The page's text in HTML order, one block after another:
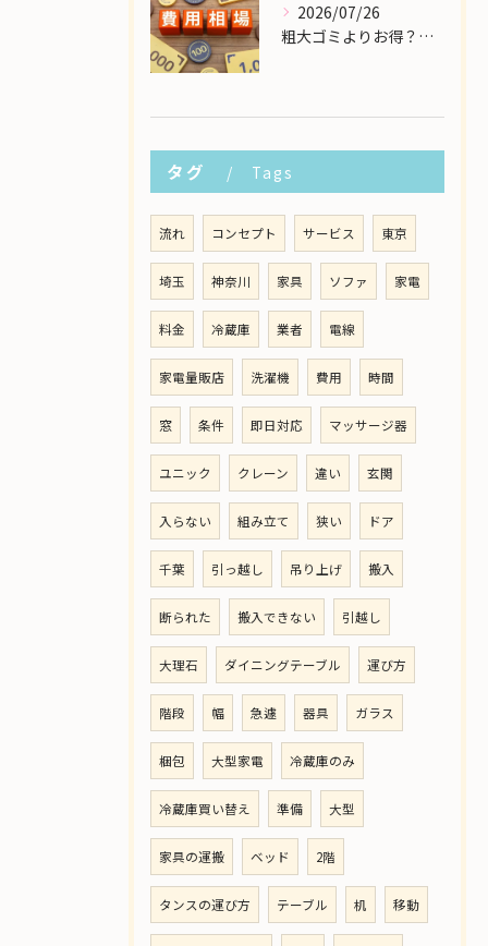
2026/07/26
粗大ゴミよりお得？大型家具の処分業者にかかる費用相場を解説
タグ Tags
流れ コンセプト サービス 東京
埼玉 神奈川 家具 ソファ 家電
料金 冷蔵庫 業者 電線
家電量販店 洗濯機 費用 時間
窓 条件 即日対応 マッサージ器
ユニック クレーン 違い 玄関
入らない 組み立て 狭い ドア
千葉 引っ越し 吊り上げ 搬入
断られた 搬入できない 引越し
大理石 ダイニングテーブル 運び方
階段 幅 急遽 器具 ガラス
梱包 大型家電 冷蔵庫のみ
冷蔵庫買い替え 準備 大型
家具の運搬 ベッド 2階
タンスの運び方 テーブル 机 移動